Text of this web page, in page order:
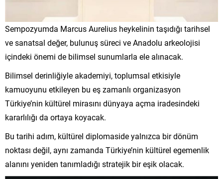
Sempozyumda Marcus Aurelius heykelinin taşıdığı tarihsel
ve sanatsal değer, bulunuş süreci ve Anadolu arkeolojisi
içindeki önemi de bilimsel sunumlarla ele alınacak.
Bilimsel derinliğiyle akademiyi, toplumsal etkisiyle
kamuoyunu etkileyen bu eş zamanlı organizasyon
Türkiye’nin kültürel mirasını dünyaya açma iradesindeki
kararlılığı da ortaya koyacak.
Bu tarihi adım, kültürel diplomaside yalnızca bir dönüm
noktası değil, aynı zamanda Türkiye’nin kültürel egemenlik
alanını yeniden tanımladığı stratejik bir eşik olacak.